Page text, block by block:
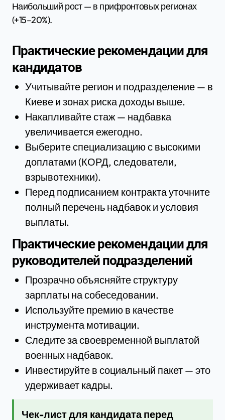
Наибольший рост — в прифронтовых регионах
(+15–20%).
Практические рекомендации для
кандидатов
Учитывайте регион и подразделение — в
Киеве и зонах риска доходы выше.
Накапливайте стаж — надбавка
увеличивается ежегодно.
Выберите специализацию с высокими
доплатами (КОРД, следователи,
взрывотехники).
Перед подписанием контракта уточните
полный перечень надбавок и условия
выплаты.
Практические рекомендации для
руководителей подразделений
Прозрачно объясняйте структуру
зарплаты на собеседовании.
Используйте премию в качестве
инструмента мотивации.
Следите за своевременной выплатой
военных надбавок.
Инвестируйте в социальный пакет — это
удерживает кадры.
Чек-лист для кандидата перед